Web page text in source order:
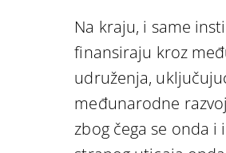
Na kraju, i same
finansiraju kroz
udruženja,
međunarodne
zbog čega se onda